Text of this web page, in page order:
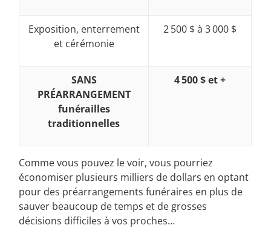
Exposition, enterrement
et cérémonie
2 500 $ à 3 000 $
SANS
PRÉARRANGEMENT
funérailles
traditionnelles
4 500 $ et +
Comme vous pouvez le voir, vous pourriez
économiser plusieurs milliers de dollars en optant
pour des préarrangements funéraires en plus de
sauver beaucoup de temps et de grosses
décisions difficiles à vos proches…